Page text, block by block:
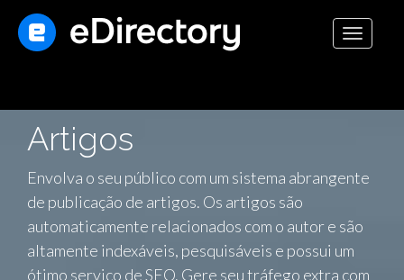
Toggle
Artigos
Envolva o seu público com um sistema abrangente
de publicação de artigos. Os artigos são
automaticamente relacionados com o autor e são
altamente indexáveis, pesquisáveis e possui um
ótimo serviço de SEO. Gere seu tráfego extra com